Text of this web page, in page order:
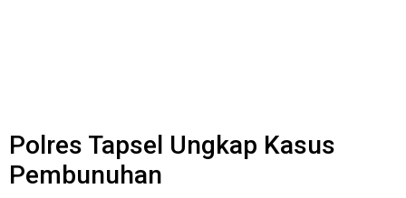
Polres Tapsel Ungkap Kasus
Pembunuhan